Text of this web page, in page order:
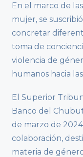
En el marco de
mujer, se
concretar
toma de
violencia de
humanos hacia
El Superior
Banco del
de marzo de
colaboración,
materia de